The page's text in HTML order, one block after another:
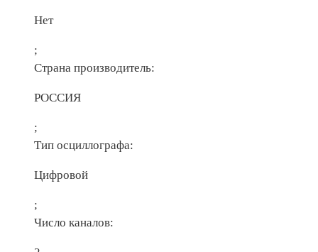
Нет
;
Страна производитель:
РОССИЯ
;
Тип осциллографа:
Цифровой
;
Число каналов: